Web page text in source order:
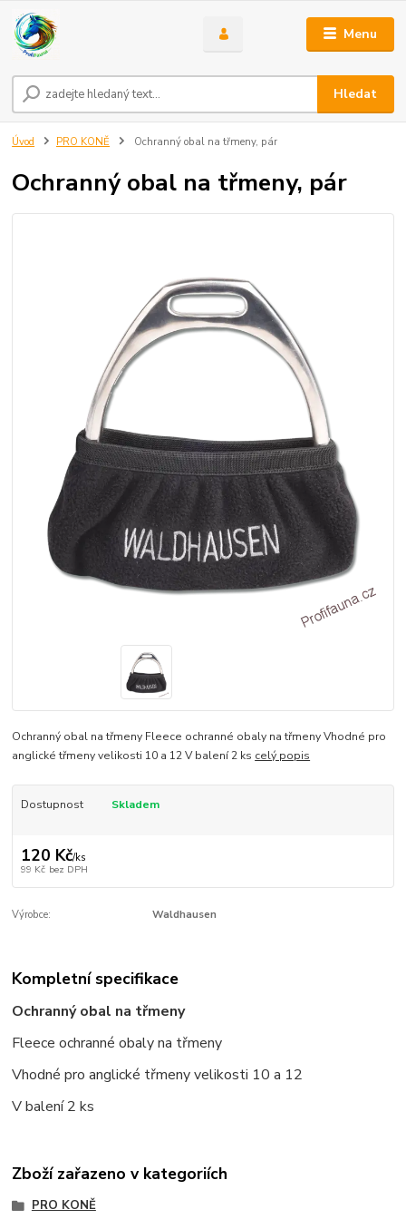
Menu
Hledat
Úvod PRO KONĚ Ochranný obal na třmeny, pár
Ochranný obal na třmeny, pár
Ochranný obal na třmeny Fleece ochranné obaly na třmeny Vhodné pro
anglické třmeny velikosti 10 a 12 V balení 2 ks celý popis
Dostupnost Skladem
120 Kč/ks
99 Kč bez DPH
Výrobce: Waldhausen
Kompletní specifikace
Ochranný obal na třmeny
Fleece ochranné obaly na třmeny
Vhodné pro anglické třmeny velikosti 10 a 12
V balení 2 ks
Zboží zařazeno v kategoriích
PRO KONĚ